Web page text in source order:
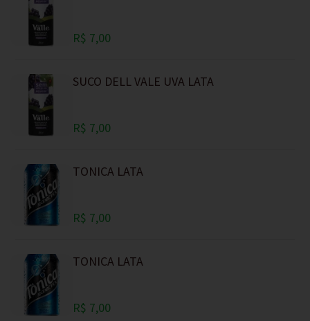
R$ 7,00
SUCO DELL VALE UVA LATA
R$ 7,00
TONICA LATA
R$ 7,00
TONICA LATA
R$ 7,00